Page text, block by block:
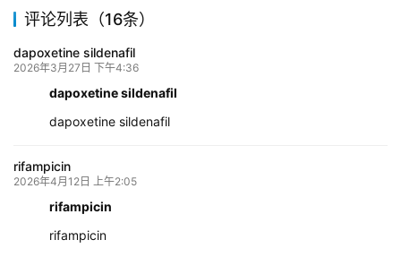
评论列表（16条）
dapoxetine sildenafil
2026年3月27日 下午4:36
dapoxetine sildenafil
dapoxetine sildenafil
rifampicin
2026年4月12日 上午2:05
rifampicin
rifampicin